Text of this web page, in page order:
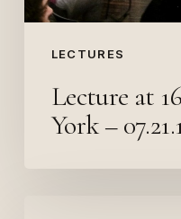
LECTURES
Lecture at
York –